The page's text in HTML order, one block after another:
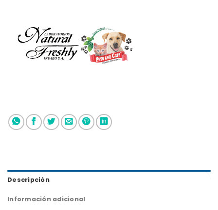
Descripción
Información adicional